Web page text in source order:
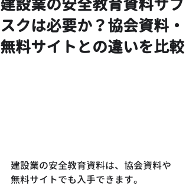
スクは必要か？協会資料・
無料サイトとの違いを比較
建設業の安全教育資料は、協会資料や
無料サイトでも入手できます。